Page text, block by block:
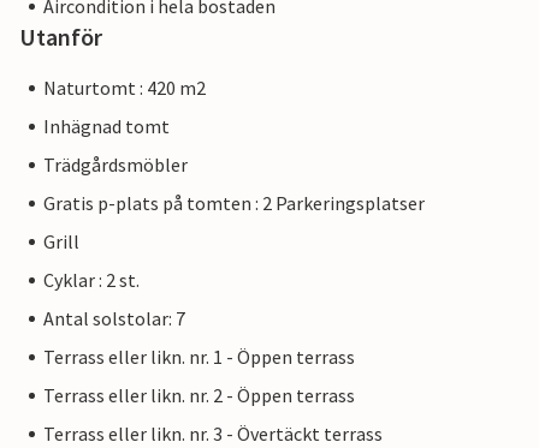
Aircondition i hela bostaden
Utanför
Naturtomt : 420 m2
Inhägnad tomt
Trädgårdsmöbler
Gratis p-plats på tomten : 2 Parkeringsplatser
Grill
Cyklar : 2 st.
Antal solstolar: 7
Terrass eller likn. nr. 1 - Öppen terrass
Terrass eller likn. nr. 2 - Öppen terrass
Terrass eller likn. nr. 3 - Övertäckt terrass